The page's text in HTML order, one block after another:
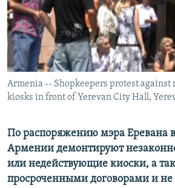
Հայերեն
English
Русский
Все сайты Радио Азатутюн
Armenia -- Shopkeepers protest against
kiosks in front of Yerevan City Hall,
По распоряжению мэра Еревана
Армении демонтируют
или недействующие киоски, а
просроченными договорами и не